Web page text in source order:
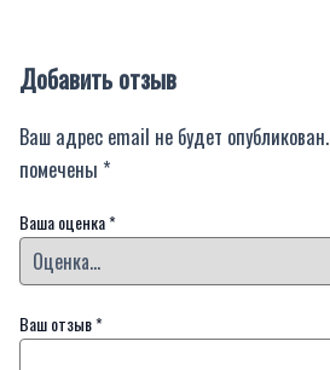
Добавить отзыв
Ваш адрес email не будет опубликован.
помечены *
Ваша оценка*
Ваш отзыв*